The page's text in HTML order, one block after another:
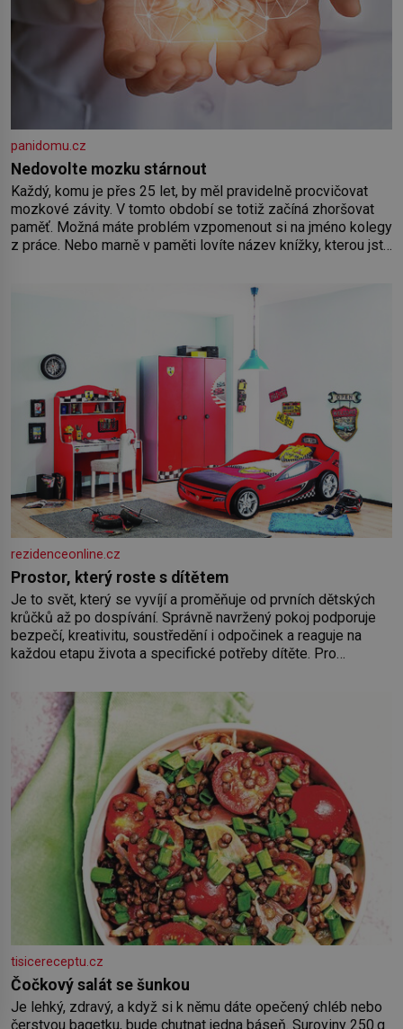
panidomu.cz
Nedovolte mozku stárnout
Každý, komu je přes 25 let, by měl pravidelně procvičovat
mozkové závity. V tomto období se totiž začíná zhoršovat
paměť. Možná máte problém vzpomenout si na jméno kolegy
z práce. Nebo marně v paměti lovíte název knížky, kterou jste
rezidenceonline.cz
Prostor, který roste s dítětem
Je to svět, který se vyvíjí a proměňuje od prvních dětských
krůčků až po dospívání. Správně navržený pokoj podporuje
bezpečí, kreativitu, soustředění i odpočinek a reaguje na
každou etapu života a specifické potřeby dítěte. Pro
by pokoj miminka měl působit především klidně a útulně.
Předškolní věk je
tisicereceptu.cz
Čočkový salát se šunkou
Je lehký, zdravý, a když si k němu dáte opečený chléb nebo
čerstvou bagetku, bude chutnat jedna báseň. Suroviny 250 g